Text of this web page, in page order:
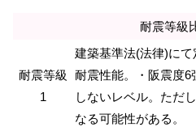
耐震等級
耐震等級
1
建築基準法(法律)に
耐震性能。・阪震度6
しないレベル。ただ
なる可能性がある。